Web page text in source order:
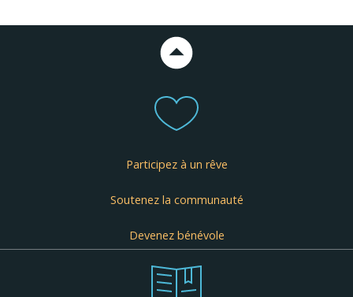
Participez à un rêve
Soutenez la communauté
Devenez bénévole